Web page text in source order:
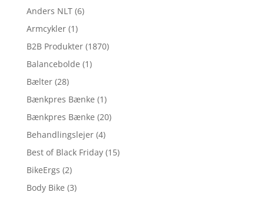
Anders NLT (6)
Armcykler (1)
B2B Produkter (1870)
Balancebolde (1)
Bælter (28)
Bænkpres Bænke (1)
Bænkpres Bænke (20)
Behandlingslejer (4)
Best of Black Friday (15)
BikeErgs (2)
Body Bike (3)